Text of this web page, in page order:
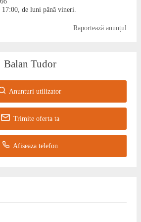
de luni până vineri.
Raportează anunțul
Balan Tudor
Anunturi utilizator
Trimite oferta ta
Afiseaza telefon